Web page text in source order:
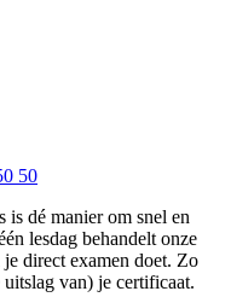
50
dé manier om snel en
lesdag behandelt onze
direct examen doet. Zo
van) je certificaat.